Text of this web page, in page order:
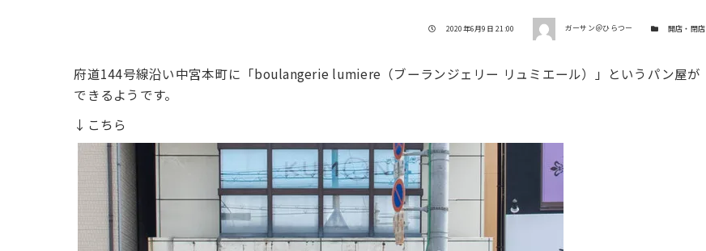
投稿日
2020年6月9日 21:00 著者 ガーサン＠ひらつー カテゴリー開店・閉店
府道144号線沿い中宮本町に「boulangerie lumiere（ブーランジェリー リュミエール ）」というパン屋が
できるようです。
↓こちら